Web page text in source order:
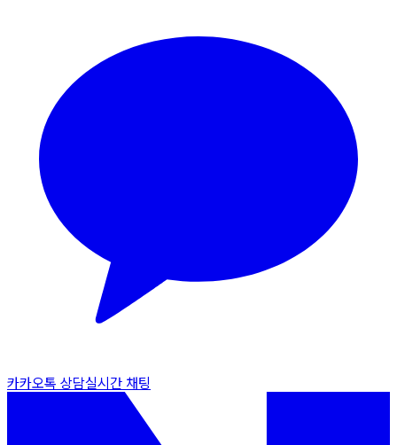
카카오톡 상담실시간 채팅